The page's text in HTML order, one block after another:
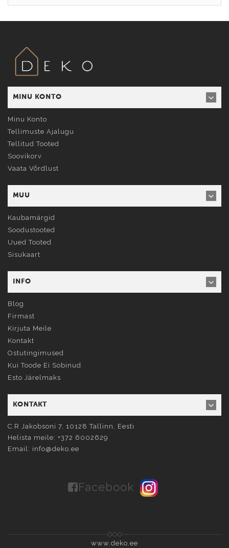
MINU KONTO
Minu Konto
Tellimuste Ajalugu
Tellitud Tooted
Soovikorv
Vaata Võrdlust
MUU
Kaubamärgid
Soodustooted
Uued Tooted
Sisukaart
INFO
Blog
Firmast
Kirjuta Meile
Kontakt
Ostutingimused
Kui Toode Ei Sobinud
Esto Järelmaks
KONTAKT
C.R Jakobsoni 7, 10128 Tallinn , Eesti
Helista meile: +372 6002629
Email: info@deko.ee
Facebook
www.deko.ee